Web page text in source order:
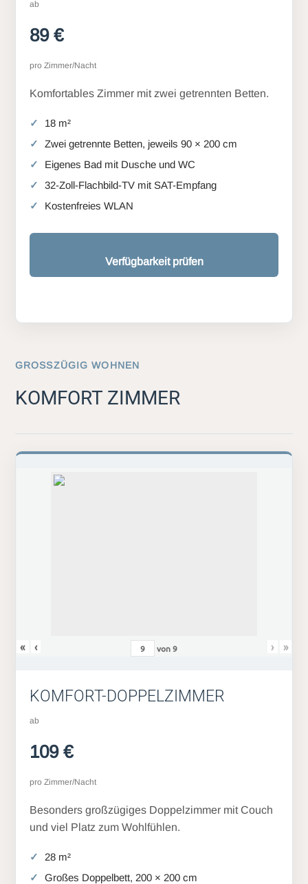
ab
89 €
pro Zimmer/Nacht
Komfortables Zimmer mit zwei getrennten Betten.
18 m²
Zwei getrennte Betten, jeweils 90 × 200 cm
Eigenes Bad mit Dusche und WC
32-Zoll-Flachbild-TV mit SAT-Empfang
Kostenfreies WLAN
Verfügbarkeit prüfen
GROSSZÜGIG WOHNEN
KOMFORT ZIMMER
« ‹ von9 › »
KOMFORT-DOPPELZIMMER
ab
109 €
pro Zimmer/Nacht
Besonders großzügiges Doppelzimmer mit Couch
und viel Platz zum Wohlfühlen.
28 m²
Großes Doppelbett, 200 × 200 cm